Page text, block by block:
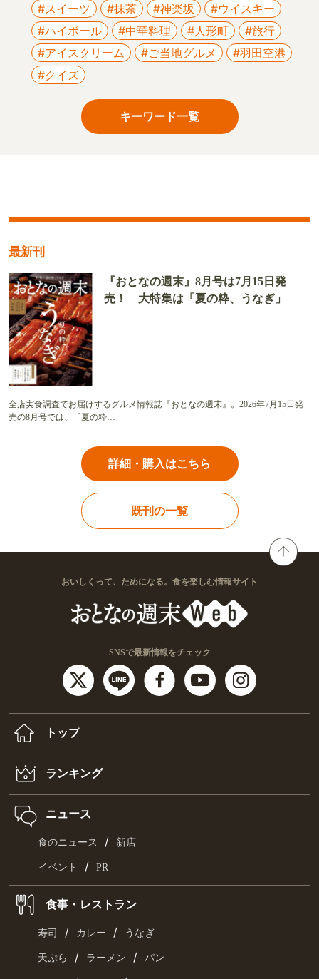
#スイーツ #抹茶 #神楽坂
#ウイスキー
#ハイボール
#中華料理 #人形町
#旅行
#アイスクリーム
#ご当地グルメ
#羽田空港
#クイズ
キーワード一覧
最新刊
『おとなの週末』8月号は7月15日発
売！ 大特集は「夏の粋、うなぎ」
全店実食調査でお届けするグルメ情報誌『おとなの週末』。2026年7月15日発
売の8月号では、「夏の粋…
詳細・購入はこちら
既刊の一覧
おいしくって、ためになる。食を楽しむ情報サイト
SNSで最新情報をチェック
トップ
ランキング
ニュース
食のニュース / 新店
イベント / PR
食事・レストラン
寿司 / カレー / うなぎ
天ぷら / ラーメン / パン